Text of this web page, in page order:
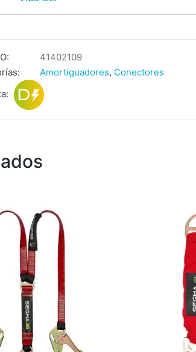
41402109
Amortiguadores, Conectores